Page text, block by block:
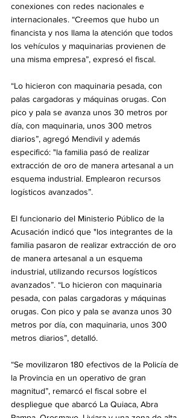
conexiones con redes nacionales e
internacionales. “Creemos que hubo un
financista y nos llama la atención que todos
los vehículos y maquinarias provienen de
una misma empresa”, expresó el fiscal.
“Lo hicieron con maquinaria pesada, con
palas cargadoras y máquinas orugas. Con
pico y pala se avanza unos 30 metros por
día, con maquinaria, unos 300 metros
diarios”, agregó Mendivil y además
especificó: "la familia pasó de realizar
extracción de oro de manera artesanal a un
esquema industrial. Emplearon recursos
logísticos avanzados”.
El funcionario del Ministerio Público de la
Acusación indicó que "los integrantes de la
familia pasaron de realizar extracción de oro
de manera artesanal a un esquema
industrial, utilizando recursos logísticos
avanzados”. “Lo hicieron con maquinaria
pesada, con palas cargadoras y máquinas
orugas. Con pico y pala se avanza unos 30
metros por día, con maquinaria, unos 300
metros diarios”, detalló.
“Se movilizaron 180 efectivos de la Policía de
la Provincia en un operativo de gran
magnitud”, remarcó el fiscal sobre el
despliegue que abarcó La Quiaca, Abra